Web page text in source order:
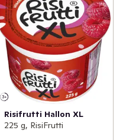
Risifrutti Hallon XL
225 g, RisiFrutti